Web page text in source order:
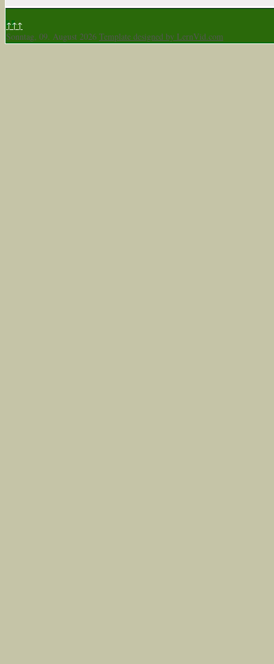
↑↑↑
Sonntag, 09. August 2026 Template designed by LernVid.com